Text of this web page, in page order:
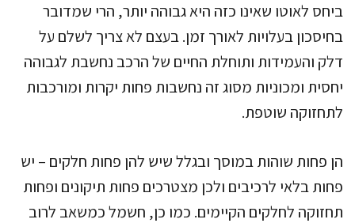
ביחס לאוטו שאינו כזה היא גבוהה יותר, הרי שמדובר
בחיסכון בעלויות לאורך זמן. בעצם לא צריך לשלם על
דלק והעמידות ותוחלת החיים של הרכב נחשבת לגבוהה
יחסית ומכוניות מסוג זה נחשבות פחות יקרות ומורכבות
לתחזוקה שוטפת.
הן פחות שוהות במוסך ובגלל שיש להן פחות חלקים – יש
פחות בלאי לרכיבים ולכן מצטרכים פחות תיקונים ופחות
תחזוקה לחלקים הקיימים. כמו כן, חשמל כמשאב לרוב